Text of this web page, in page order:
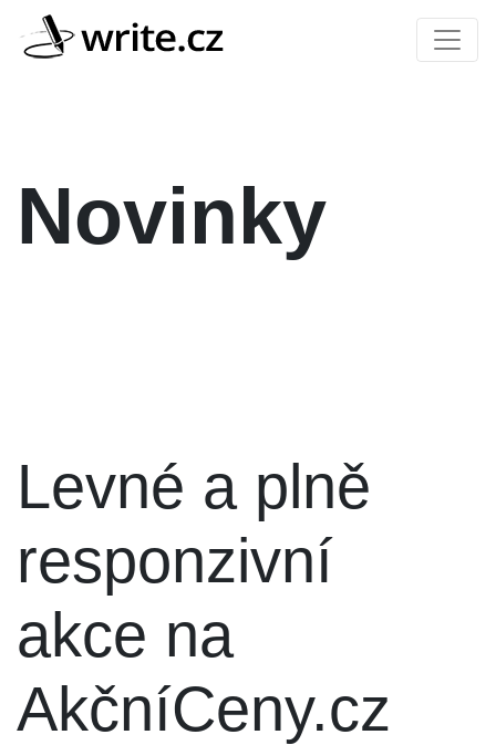
Novinky
Levné a plně
responzivní
akce na
AkčníCeny.cz